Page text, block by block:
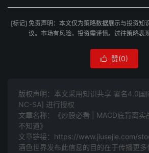
[标记] 免责声明：本文仅为策略数据展示与投资知
议。市场有风险，投资需谨慎。过往策略表
 赞(0)
版权声明：本文采用知识共享 署名4.0国
NC-SA] 进行授权
文章名称：《炒股必看 | MACD底背离实
不知道》
文章链接： https://www.jiusejie.com/
酒色世界发布此信息的目的在于传播更